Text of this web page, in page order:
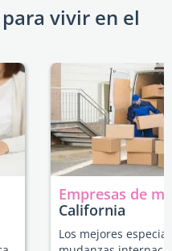
vivir en el
Empresas de
California
Los mejores